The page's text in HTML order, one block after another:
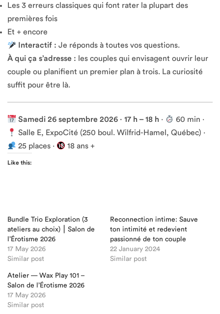
Les 3 erreurs classiques qui font rater la plupart des
premières fois
Et + encore
Interactif : Je réponds à toutes vos questions.
À qui ça s’adresse : les couples qui envisagent ouvrir leur
couple ou planifient un premier plan à trois. La curiosité
suffit pour être là.
Samedi 26 septembre 2026 · 17 h – 18 h ·
60 min ·
Salle E, ExpoCité (250 boul. Wilfrid-Hamel, Québec) ·
25 places ·
18 ans +
Like this:
Bundle Trio Exploration (3
ateliers au choix) ⎮ Salon de
l’Érotisme 2026
17 May 2026
Similar post
Reconnection intime: Sauve
ton intimité et redevient
passionné de ton couple
22 January 2024
Similar post
Atelier — Wax Play 101 –
Salon de l’Érotisme 2026
17 May 2026
Similar post